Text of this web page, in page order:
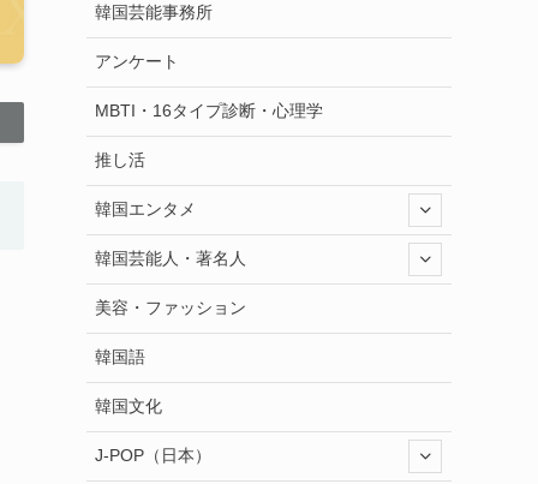
韓国芸能事務所
アンケート
MBTI・16タイプ診断・心理学
推し活
韓国エンタメ
韓国芸能人・著名人
美容・ファッション
韓国語
韓国文化
J-POP（日本）